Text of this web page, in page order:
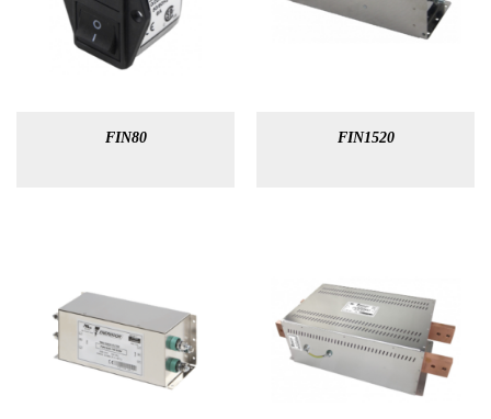
FIN80 FIN1520